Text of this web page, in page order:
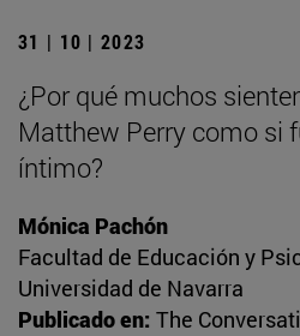
31 | 10 | 2023
¿Por qué muchos
Matthew Perry como si
íntimo?
Mónica Pachón
Facultad de Educación y
Universidad de Navarra
Publicado en: The